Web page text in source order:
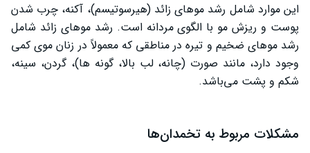
این موارد شامل رشد موهای زائد (هیرسوتیسم)، آکنه، چرب شدن
پوست و ریزش مو با الگوی مردانه است. رشد موهای زائد شامل
رشد موهای ضخیم و تیره در مناطقی که معمولاً در زنان موی کمی
وجود دارد، مانند صورت (چانه، لب بالا، گونه ها)، گردن، سینه،
شکم و پشت می‌باشد.
مشکلات مربوط به تخمدان‌ها